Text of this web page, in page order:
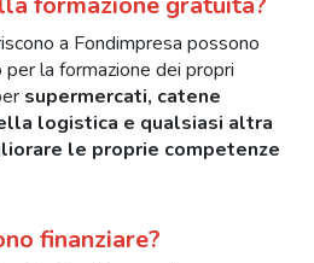
a Fondimpresa possono
la formazione dei propri
supermercati, catene
logistica e qualsiasi altra
le proprie competenze
finanziare?